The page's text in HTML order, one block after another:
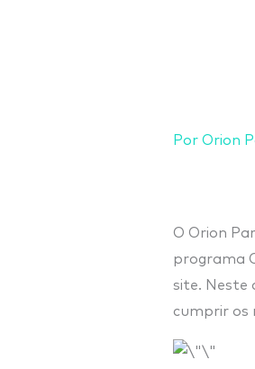
Por Orion
O Orion
programa
site. Neste
cumprir os